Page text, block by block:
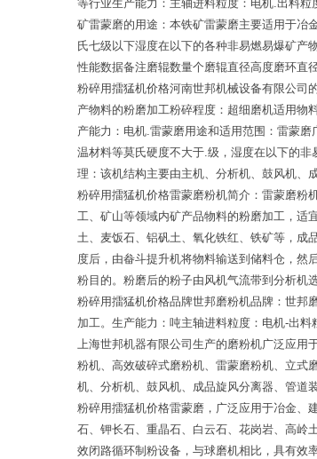
等行业生产能力：主轴进料粒度：电机.出料
矿雷蒙磨的用途：本铁矿雷蒙磨主要适用于冶
氏七级以下湿度在以下的各种非易燃易爆矿产
性能数据备注磨辊数量个磨辊直径高度磨环直
粉碎用擂猛机价格河南世邦机械设备有限公司
产物料的粉磨加工粉碎程度：超细磨机适用
产能力：电机.雷蒙磨用途和适用范围：雷蒙
温材料等莫氏硬度不大于.级，湿度在以下的
理：该机结构主要由主机、分析机、鼓风机、
粉碎用擂猛机价格雷蒙磨粉机简介：雷蒙磨粉
工、矿山等领域内矿产品物料的粉磨加工，适
土、麦饭石、铝矾土、氧化铁红、铁矿等，成
度后，由畚斗提升机将物料输送到储料仓，然
粉目的。粉磨后的粉子由风机气流带到分析机
粉碎用擂猛机价格品牌世邦磨粉机品牌：世邦
加工。生产能力：吨主轴进料粒度：电机-出
上海世邦机器有限公司生产的磨粉机广泛应用
粉机、高效破碎式磨粉机、雷蒙磨粉机、立式
机、分析机、鼓风机、成品旋风分离器、管道
粉碎用擂猛机价格雷蒙磨，广泛应用于冶金、
石、钾长石、重晶石、白云石、花岗岩、高岭
效闭路循环制粉设备，与球磨机相比，具有效